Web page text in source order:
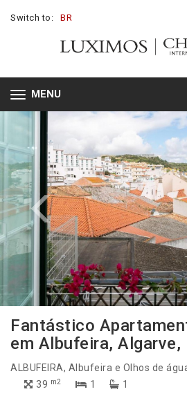
Switch to: BR
Toggle
navigation
MENU
Fantástico
em Albufeira, Algarve,
ALBUFEIRA, Albufeira e Olhos de
39 m2 1 1